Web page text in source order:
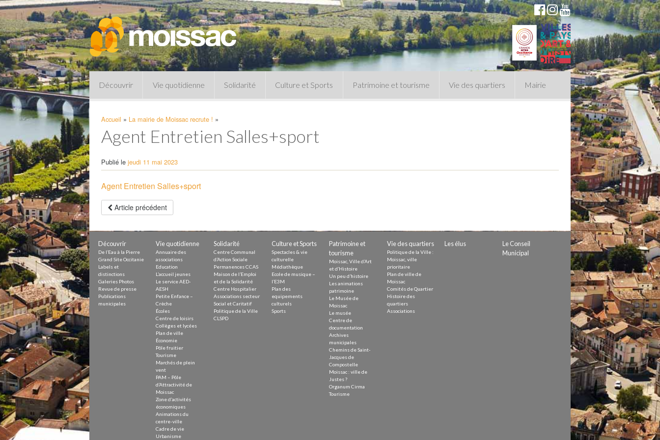
Découvrir Vie quotidienne
Pharmacies de garde
Écoles
Centre de loisirs
Collèges et lycées
Le service AED-AESH
Pôle fruitier
Tourisme
Marchés de plein vent
PAM – Pôle d’Attractivité de Moissac
Zones d’activités économiques
Animations du centre-ville
Annuaire des commerces
Démarchage
Urbanisme
Environnement développement durable
Déchets
Eau
Prévention des risques
Crues
Solidarité Culture et Sports Patrimoine et tourisme
Le musée
Vie des quartiers Mairie
Demande de subvention
Demande d’autorisation de tournage
Appels à projets
Accueil » La mairie de Moissac recrute ! »
Agent Entretien Salles+sport
Publié le jeudi 11 mai 2023
Agent Entretien Salles+sport
Article précédent
Découvrir
De l’Eau à la Pierre
Grand Site Occitanie
Labels et
distinctions
Galeries Photos
Revue de presse
Publications
municipales
Vie quotidienne
Annuaire des
associations
Education
L’accueil jeunes
Le service AED-
AESH
Petite Enfance –
Crèche
Écoles
Centre de loisirs
Collèges et lycées
Plan de ville
Économie
Pôle fruitier
Tourisme
Marchés de plein
vent
PAM – Pôle
d’Attractivité de
Moissac
Zone d’activités
économiques
Animations du
centre-ville
Cadre de vie
Urbanisme
Solidarité
Centre Communal
d’Action Sociale
Permanences CCAS
Maison de l’Emploi
et de la Solidarité
Centre Hospitalier
Associations secteur
Social et Caritatif
Politique de la Ville
CLSPD
Culture et Sports
Spectacles & vie
culturelle
Médiathèque
Ecole de musique –
l’E3M
Plan des
equipements
culturels
Sports
Patrimoine et
tourisme
Moissac, Ville d’Art
et d’Histoire
Un peu d’histoire
Les animations
patrimoine
Le Musée de
Moissac
Le musée
Centre de
documentation
Archives
municipales
Chemins de Saint-
Jacques de
Compostelle
Moissac : ville de
Justes ?
Organum Cirma
Tourisme
Vie des quartiers
Politique de la Ville :
Moissac, ville
prioritaire
Plan de ville de
Moissac
Comités de Quartier
Histoire des
quartiers
Associations
Les élus
Le Conseil
Municipal